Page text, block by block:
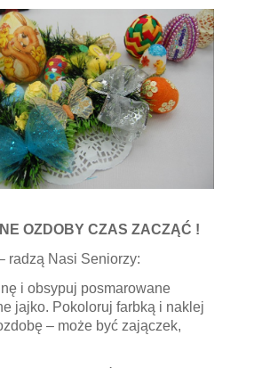
OZDOBY CZAS ZACZĄĆ !
radzą Nasi Seniorzy:
i obsypuj posmarowane
jajko. Pokoloruj farbką i naklej
– może być zajączek,